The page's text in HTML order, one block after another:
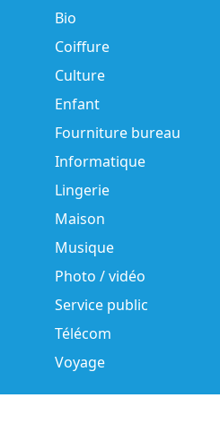
Bio
Coiffure
Culture
Enfant
Fourniture bureau
Informatique
Lingerie
Maison
Musique
Photo / vidéo
Service public
Télécom
Voyage